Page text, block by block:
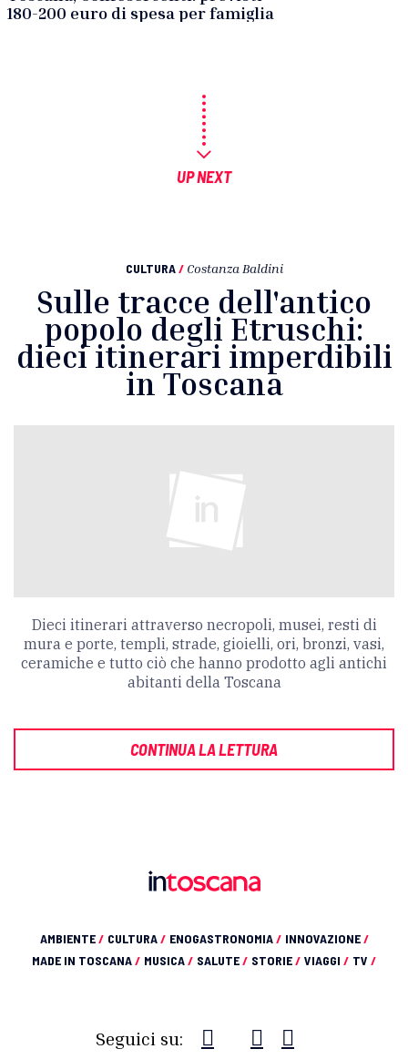
180-200 euro di spesa per famiglia
UP NEXT
CULTURA / Costanza Baldini
Sulle tracce dell'antico
popolo degli Etruschi:
dieci itinerari imperdibili
in Toscana
Dieci itinerari attraverso necropoli, musei, resti di
mura e porte, templi, strade, gioielli, ori, bronzi, vasi,
ceramiche e tutto ciò che hanno prodotto agli antichi
abitanti della Toscana
CONTINUA LA LETTURA
AMBIENTE/ CULTURA/ ENOGASTRONOMIA/ INNOVAZIONE/
MADE IN TOSCANA/ MUSICA/ SALUTE/ STORIE/ VIAGGI / TV /
Seguici su: